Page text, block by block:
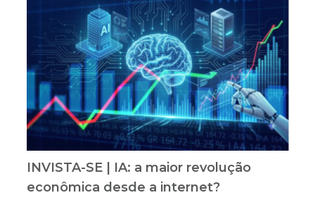
INVISTA-SE | IA: a maior revolução
econômica desde a internet?